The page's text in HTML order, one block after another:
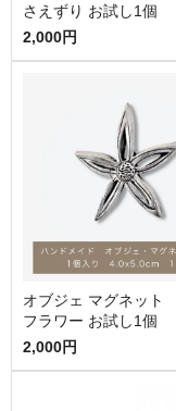
さえずり お試し1個
2,000円
オブジェ マグネット
フラワー お試し1個
2,000円